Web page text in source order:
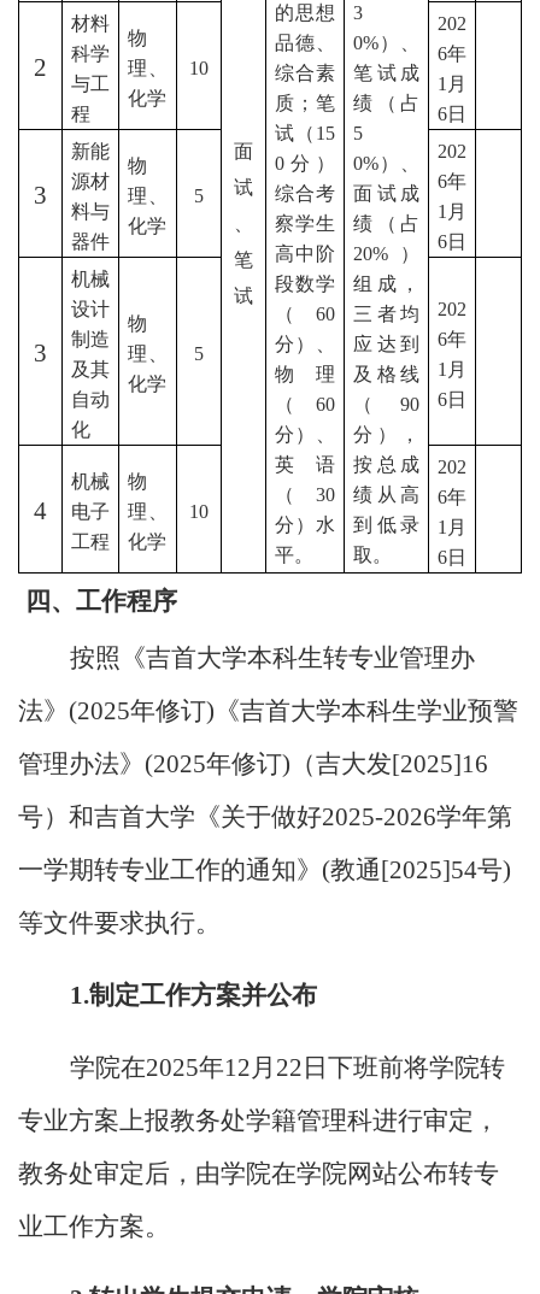
面
试
笔
试
的思想
品德、
综合素
质；笔
试（15
0分）
综合考
察学生
高中阶
段数学
（60
分）、
物理
（60
分）、
英语
（30
分）水
平。
3
0%）、
笔试成
绩（占
5
0%）、
面试成
绩（占
20%）
组成，
三者均
应达到
及格线
（90
分），
按总成
绩从高
到低录
取。
2
材料
科学
与工
程
物
理、
化学
10
202
6年
1月
6日
3
新能
源材
料与
器件
物
理、
化学
5
202
6年
1月
6日
3
机械
设计
制造
及其
自动
化
物
理、
化学
5
202
6年
1月
6日
4
机械
电子
工程
物
理、
化学
10
202
6年
1月
6日
四、工作程序
按照《吉首大学本科生转专业管理办
法》 (2025年修订)《吉首大学本科生学业预警
管理办法》(2025年修订)（吉大发[2025]16
号）和吉首大学《关于做好2025-2026学年第
一学期转专业工作的通知》(教通[2025]54号)
等文件要求执行。
1.制定工作方案并公布
学院在2025年12月22日下班前将学院转
专业方案上报教务处学籍管理科进行审定，
教务处审定后，由学院在学院网站公布转专
业工作方案。